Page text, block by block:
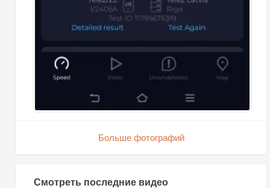
Больше фотографий
Смотреть последние видео